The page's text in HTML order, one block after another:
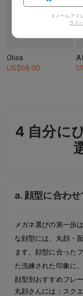
Olisa
US$68.00
4 自分に
a. 顔型に合わ
メガネ選びの第一歩
な顔型には、丸顔・
ます。顔型に合った
た洗練された印象に。
顔型別おすすめフレー
丸顔さんには：スク
Eメールアド
ライ